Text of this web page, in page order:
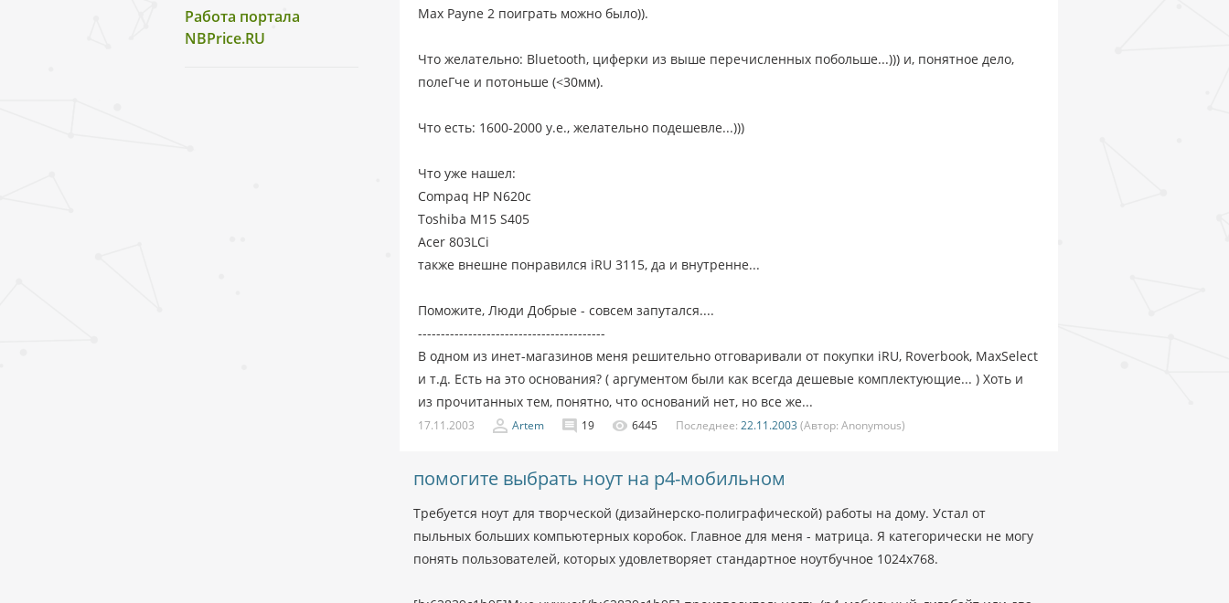
Работа портала
NBPrice.RU
Max Payne 2 поиграть можно было)).
Что желательно: Bluetooth, циферки из выше перечисленных побольше...))) и, понятное дело,
полеГче и потоньше (<30мм).
Что есть: 1600-2000 у.е., желательно подешевле...)))
Что уже нашел:
Compaq HP N620c
Toshiba M15 S405
Acer 803LCi
также внешне понравился iRU 3115, да и внутренне...
Поможите, Люди Добрые - совсем запутался....
-----------------------------------------
В одном из инет-магазинов меня решительно отговаривали от покупки iRU, Roverbook, MaxSelect
и т.д. Есть на это основания? ( аргументом были как всегда дешевые комплектующие... ) Хоть и
из прочитанных тем, понятно, что оснований нет, но все же...
17.11.2003 Artem 19 6445 Последнее: 22.11.2003 (Автор: Anonymous)
помогите выбрать ноут на p4-мобильном
Требуется ноут для творческой (дизайнерско-полиграфической) работы на дому. Устал от
пыльных больших компьютерных коробок. Главное для меня - матрица. Я категорически не могу
понять пользователей, которых удовлетворяет стандартное ноутбучное 1024х768.